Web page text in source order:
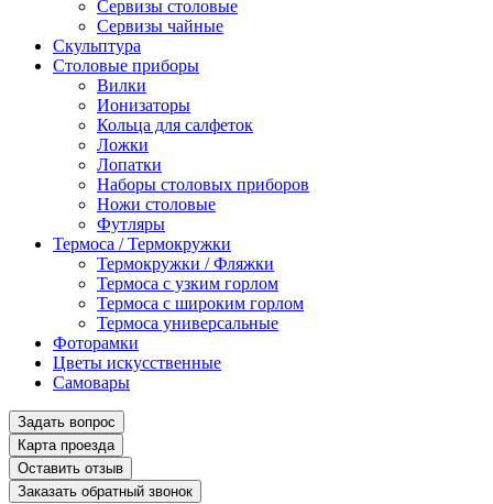
Сервизы столовые
Сервизы чайные
Скульптура
Столовые приборы
Вилки
Ионизаторы
Кольца для салфеток
Ложки
Лопатки
Наборы столовых приборов
Ножи столовые
Футляры
Термоса / Термокружки
Термокружки / Фляжки
Термоса с узким горлом
Термоса с широким горлом
Термоса универсальные
Фоторамки
Цветы искусственные
Самовары
Задать вопрос
Карта проезда
Оставить отзыв
Заказать обратный звонок